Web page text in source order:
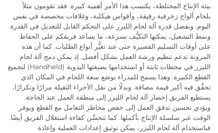
بيئة الإنتاج المختلطة، يكتسب هذا الأمر أهمية كبيرة. فقد تقومون مثلاً
بلحام ألواح زخرفية رقيقة، وأقواس هيكلية، وغلافات مخصصة في نفس
اليوم. وبفضل قدرة آلة لحام الليزر على التحكم القابل للتعديل في القدرة
ونمط التشغيل، يمكنها التكيُّف بسرعة، ما يساعد فريقكم على الحفاظ
على أوقات التسليم القصيرة حتى عند تغيُّر أنواع الطلبات. كما أن هذه
المرونة تدعم تنظيم ورشة العمل بشكل أفضل. إذ يمكن دمج آلة لحام
الليزر في محطات ثابتة أو استخدامها بصيغتها اليدوية (Handheld) لتجميع
القطع الكبيرة. وهذا يسمح للمدراء بوضع سعة اللحام في المكان الذي
تحقِّق فيه أكبر قيمة مضافة. وبدلًا من نقل الأجزاء الثقيلة مرارًا وتكرارًا،
يستطيع الفريق إحضار آلة لحام الليزر إلى منطقة العمل عند الحاجة.
ويؤدي تحسين تدفق العمل إلى خفض مخاطر التعامل مع القطع ويوفر
الوقت عبر سلسلة الإنتاج بأكملها. كما تتحسَّن كفاءة استغلال الفريق أيضًا.
فباستخدام آلة لحام الليزر، يمكن توثيق إعدادات العملية وإعادة